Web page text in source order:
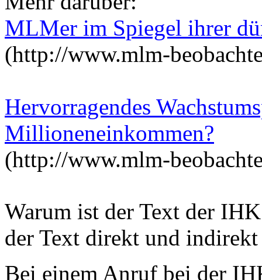
MLMer im Spiegel ihrer
(http://www.mlm-
Hervorragendes
Millioneneinkommen?
(http://www.mlm-
Warum ist der Text der
der Text direkt und
Bei einem Anruf bei der